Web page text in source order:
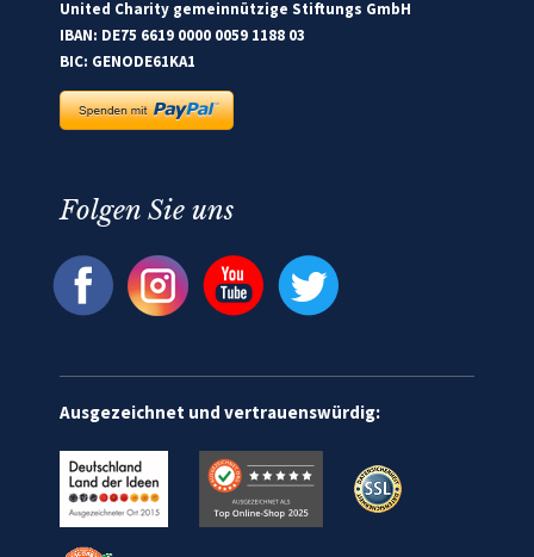
United Charity gemeinnützige Stiftungs GmbH
IBAN: DE75 6619 0000 0059 1188 03
BIC: GENODE61KA1
Folgen Sie uns
Ausgezeichnet und vertrauenswürdig: